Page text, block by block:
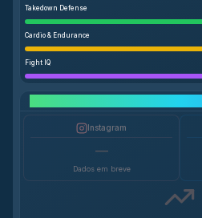
Takedown Defense
Cardio & Endurance
Fight IQ
Instagram
—
Dados em breve